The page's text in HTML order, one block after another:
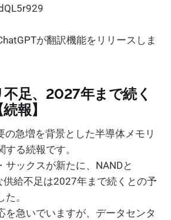
が翻訳機能をリリースしま
足、2027年まで続く
報】
の急増を背景とした半導体メモリ
る続報です。
サックスが新たに、NANDと
供給不足は2027年まで続くとの予
。
を急いでいますが、データセンタ